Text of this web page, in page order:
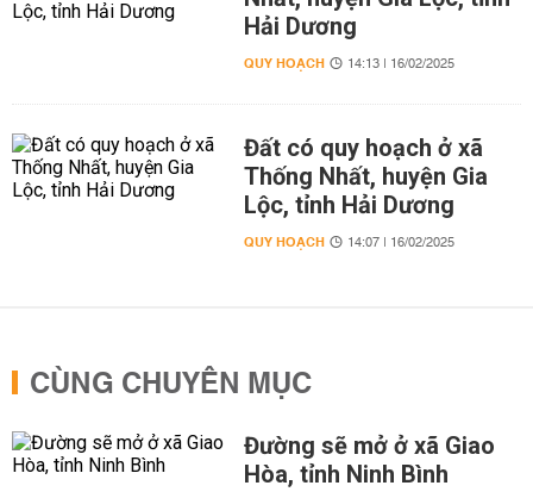
Hải Dương
QUY HOẠCH 14:13 | 16/02/2025
Đất có quy hoạch ở xã
Thống Nhất, huyện Gia
Lộc, tỉnh Hải Dương
QUY HOẠCH 14:07 | 16/02/2025
CÙNG CHUYÊN MỤC
Đường sẽ mở ở xã Giao
Hòa, tỉnh Ninh Bình